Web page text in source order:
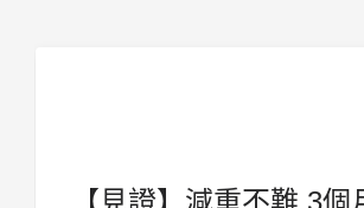
【見證】減重不難,3